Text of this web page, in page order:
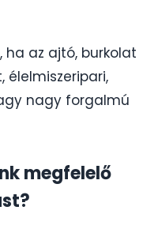
ha az ajtó, burkolat
nagy forgalmú
megfelelő